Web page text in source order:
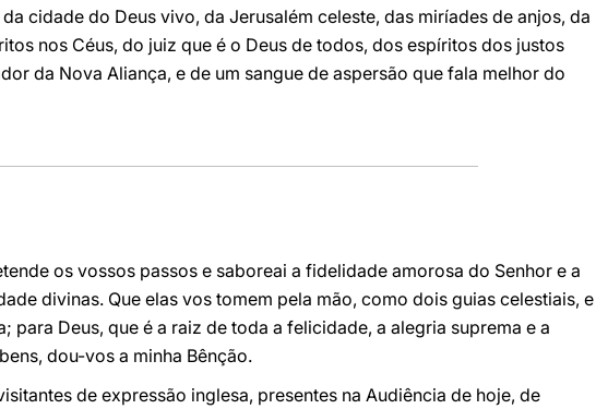
cidade do Deus vivo, da Jerusalém celeste, das miríades de anjos, da
nos Céus, do juiz que é o Deus de todos, dos espíritos dos justos
da Nova Aliança, e de um sangue de aspersão que fala melhor do
os vossos passos e saboreai a fidelidade amorosa do Senhor e a
divinas. Que elas vos tomem pela mão, como dois guias celestiais, e
para Deus, que é a raiz de toda a felicidade, a alegria suprema e a
dou-vos a minha Bênção.
de expressão inglesa, presentes na Audiência de hoje, de